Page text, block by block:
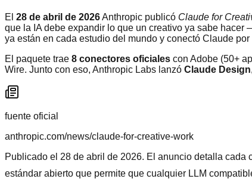
El 28 de abril de 2026Anthropic publicó Claude for
que la IA debe expandir lo que un creativo ya sabe hacer
ya están en cada estudio del mundo y conectó Claude por
El paquete trae 8 conectores oficiales con Adobe (50+
Wire. Junto con eso, Anthropic Labs lanzó Claude Design
fuente oficial
anthropic.com/news/claude-for-creative-work
Publicado el 28 de abril de 2026. El anuncio detalla cada
estándar abierto que permite que cualquier LLM